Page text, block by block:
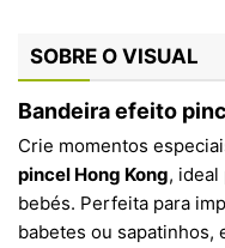
SOBRE O VISUAL
Bandeira efeito
Crie momentos
pincel Hong Kong,
bebés. Perfeita para
babetes ou sapatinhos,